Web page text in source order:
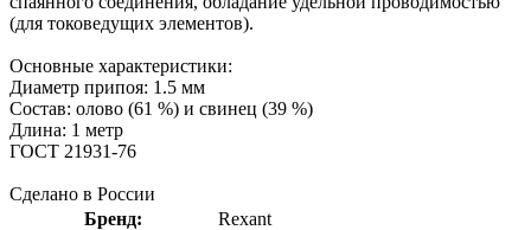
(для токоведущих элементов).
Основные характеристики:
Диаметр припоя: 1.5 мм
Состав: олово (61 %) и свинец (39 %)
Длина: 1 метр
ГОСТ 21931-76
Сделано в России
Бренд:
Rexant